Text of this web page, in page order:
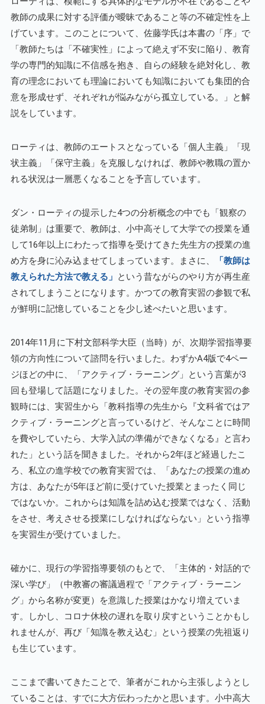
教師の成果に対する評価が曖昧であること等の不確定性を上
げています。このことについて、佐藤学氏は本書の「序」で
「教師たちは「不確実性」によって絶えず不安に陥り、教育
学の専門的知識に不信感を抱き、自らの経験を絶対化し、教
育の理念においても理論においても知識においても集団的合
意を形成せず、それぞれが悩みながら孤立している。」と解
説をしています。
ローティは、教師のエートスとなっている「個人主義」「現
状主義」「保守主義」を克服しなければ、教師や教職の置か
れる状況は一層悪くなることを予言しています。
ダン・ローティの提示した4つの分析概念の中でも「観察の
徒弟制」は重要で、教師は、小中高そして大学での授業を通
して16年以上にわたって指導を受けてきた先生方の授業の進
め方を身に沁み込ませてしまっています。まさに、
「教師は
教えられた方法で教える」 という昔ながらのやり方が再生産
されてしまうことになります。かつての教育実習の参観で私
が鮮明に記憶していることを少し述べたいと思います。
2014年11月に下村文部科学大臣（当時）が、次期学習指導要
領の方向性について諮問を行いました。わずかA4版で4ペー
ジほどの中に、「アクティブ・ラーニング」という言葉が3
回も登場して話題になりました。その翌年度の教育実習の参
観時には、実習生から「教科指導の先生から『文科省ではア
クティブ・ラーニングと言っているけど、そんなことに時間
を費やしていたら、大学入試の準備ができなくなる』と言わ
れた」という話を聞きました。それから2年ほど経過したこ
ろ、私立の進学校での教育実習では、「あなたの授業の進め
方は、あなたが5年ほど前に受けていた授業とまったく同じ
ではないか。これからは知識を詰め込む授業ではなく、活動
をさせ、考えさせる授業にしなければならない」という指導
を実習生が受けていました。
確かに、現行の学習指導要領のもとで、「主体的・対話的で
深い学び」（中教審の審議過程で「アクティブ・ラーニン
グ」から名称が変更）を意識した授業はかなり増えていま
す。しかし、コロナ休校の遅れを取り戻すということかもし
れませんが、再び「知識を教え込む」という授業の先祖返り
も生じています。
ここまで書いてきたことで、筆者がこれから主張しようとし
ていることは、すでに大方伝わったかと思います。小中高大